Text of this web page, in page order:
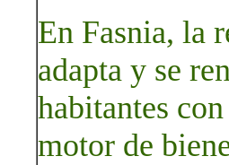
En Fasnia, la
adapta y se
habitantes
motor de